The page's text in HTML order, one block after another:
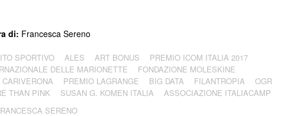
di: Francesca Sereno
SPORTIVO ALES ART BONUS
PREMIO ICOM ITALIA 2017
DELLE MARIONETTE
FONDAZIONE MOLESKINE
PREMIO LAGRANGE BIG DATA FILANTROPIA
OGR
THAN PINK
SUSAN G. KOMEN ITALIA ASSOCIAZIONE ITALIACAMP
SERENO